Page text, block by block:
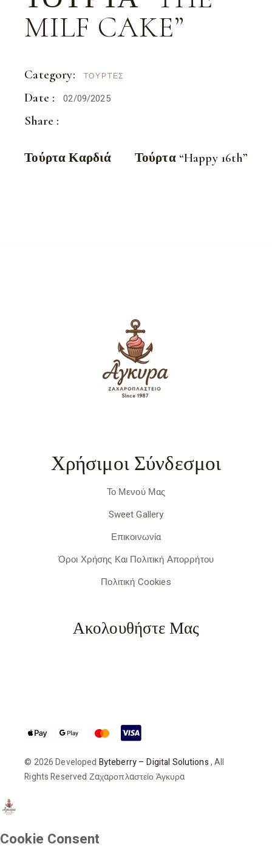
MILF CAKE”
Category: ΤΟΎΡΤΕΣ
Date : 02/09/2025
Share :
Τούρτα Καρδιά Τούρτα “Happy 16th”
Χρήσιμοι Σύνδεσμοι
Το Μενού Μας
Sweet Gallery
Επικοινωνία
Όροι Χρήσης Και Πολιτική Απορρήτου
Πολιτική Cookies
Ακολουθήστε Μας
© 2026 Developed Byteberry – Digital Solutions, All
Rights Reserved Ζαχαροπλαστείο Άγκυρα